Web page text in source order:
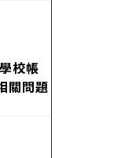
校帳
關問題